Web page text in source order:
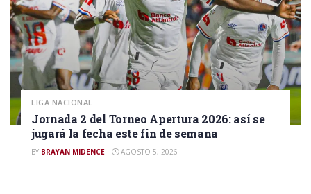
LIGA NACIONAL
Jornada 2 del Torneo Apertura 2026: así se
jugará la fecha este fin de semana
BY BRAYAN MIDENCE AGOSTO 5, 2026